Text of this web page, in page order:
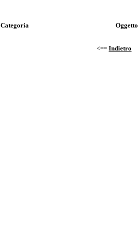
Categoria Oggetto
<== Indietro